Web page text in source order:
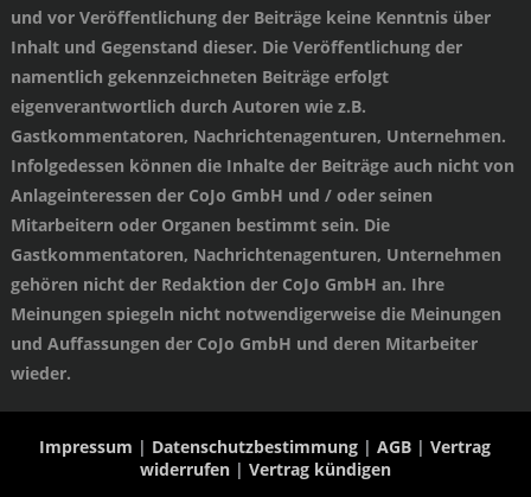
und vor Veröffentlichung der Beiträge keine Kenntnis über
Inhalt und Gegenstand dieser. Die Veröffentlichung der
namentlich gekennzeichneten Beiträge erfolgt
eigenverantwortlich durch Autoren wie z.B.
Gastkommentatoren, Nachrichtenagenturen, Unternehmen.
Infolgedessen können die Inhalte der Beiträge auch nicht von
Anlageinteressen der CoJo GmbH und / oder seinen
Mitarbeitern oder Organen bestimmt sein. Die
Gastkommentatoren, Nachrichtenagenturen, Unternehmen
gehören nicht der Redaktion der CoJo GmbH an. Ihre
Meinungen spiegeln nicht notwendigerweise die Meinungen
und Auffassungen der CoJo GmbH und deren Mitarbeiter
wieder.
Impressum | Datenschutzbestimmung |AGB |Vertrag
widerrufen| Vertrag kündigen